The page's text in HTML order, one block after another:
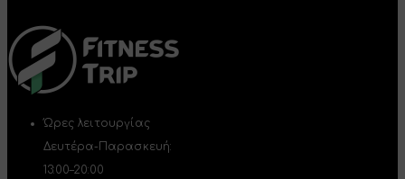
Ώρες λειτουργίας
Δευτέρα-Παρασκευή:
13:00–20:00